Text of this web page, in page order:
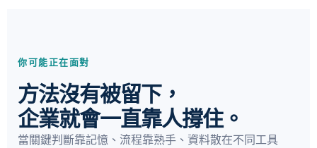
你可能正在面對
方法沒有被留下，
企業就會一直靠人撐住。
當關鍵判斷靠記憶、流程靠熟手、資料散在不同工具